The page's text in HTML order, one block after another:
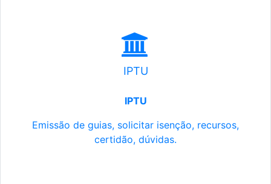
IPTU
IPTU
Emissão de guias, solicitar isenção, recursos,
certidão, dúvidas.